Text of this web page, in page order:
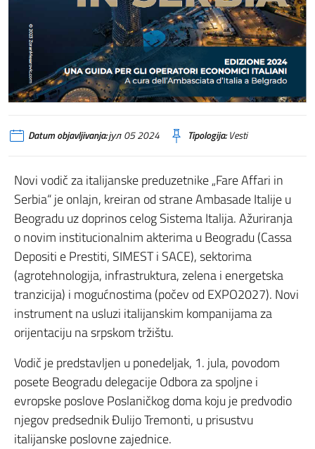
Datum objavljivanja:јул 05 2024 Tipologija:Vesti
Novi vodič za italijanske preduzetnike „Fare Affari in
Serbia“ je onlajn, kreiran od strane Ambasade Italije u
Beogradu uz doprinos celog Sistema Italija. Ažuriranja
o novim institucionalnim akterima u Beogradu (Cassa
Depositi e Prestiti, SIMEST i SACE), sektorima
(agrotehnologija, infrastruktura, zelena i energetska
tranzicija) i mogućnostima (počev od EXPO2027). Novi
instrument na usluzi italijanskim kompanijama za
orijentaciju na srpskom tržištu.
Vodič je predstavljen u ponedeljak, 1. jula, povodom
posete Beogradu delegacije Odbora za spoljne i
evropske poslove Poslaničkog doma koju je predvodio
njegov predsednik Đulijo Tremonti, u prisustvu
italijanske poslovne zajednice.